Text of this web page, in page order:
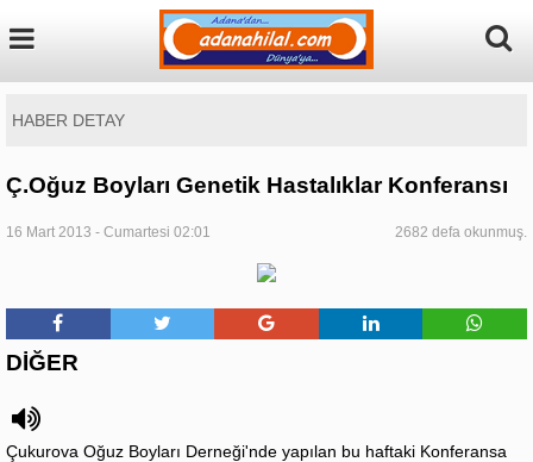
HABER DETAY
Ç.Oğuz Boyları Genetik Hastalıklar Konferansı
16 Mart 2013 - Cumartesi 02:01 2682 defa okunmuş.
DİĞER
Çukurova Oğuz Boyları Derneği'nde yapılan bu haftaki Konferansa